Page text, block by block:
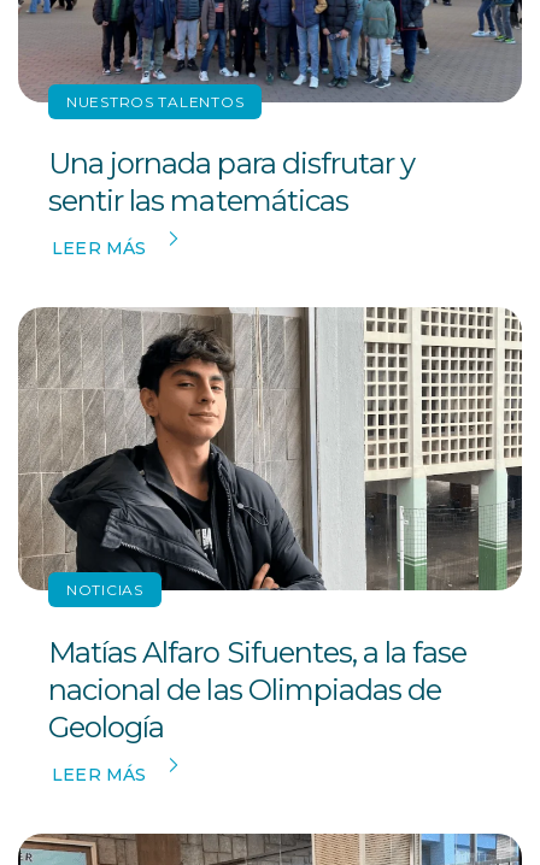
NUESTROS TALENTOS
Una jornada para disfrutar y
sentir las matemáticas
LEER MÁS
NOTICIAS
Matías Alfaro Sifuentes, a la fase
nacional de las Olimpiadas de
Geología
LEER MÁS